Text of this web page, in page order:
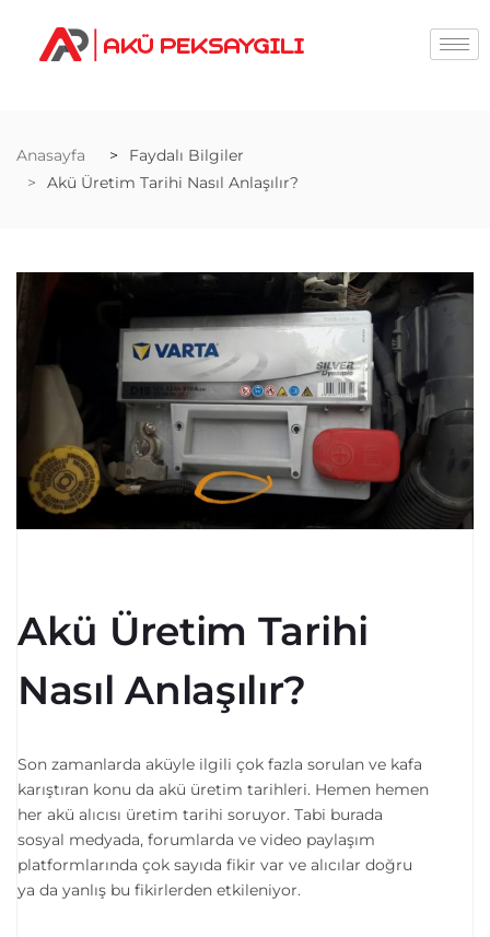
Anasayfa
Faydalı Bilgiler
Akü Üretim Tarihi Nasıl Anlaşılır?
Akü Üretim Tarihi
Nasıl Anlaşılır?
Son zamanlarda aküyle ilgili çok fazla sorulan ve kafa
karıştıran konu da akü üretim tarihleri. Hemen hemen
her akü alıcısı üretim tarihi soruyor. Tabi burada
sosyal medyada, forumlarda ve video paylaşım
platformlarında çok sayıda fikir var ve alıcılar doğru
ya da yanlış bu fikirlerden etkileniyor.